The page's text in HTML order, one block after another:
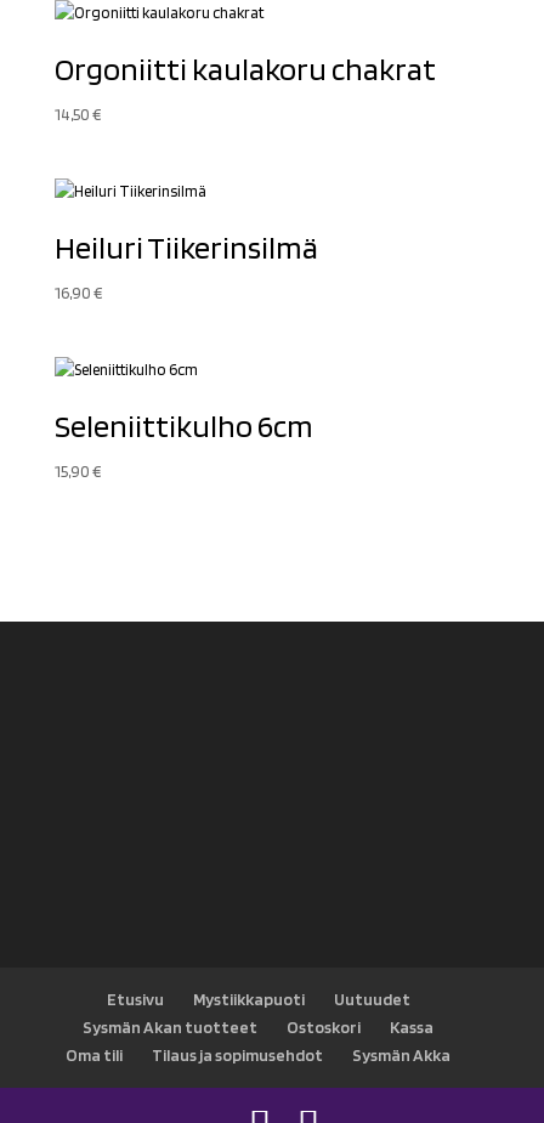
Orgoniitti kaulakoru chakrat
14,50€
Heiluri Tiikerinsilmä
16,90€
Seleniittikulho 6cm
15,90€
Etusivu Mystiikkapuoti
Uutuudet
Sysmän Akan tuotteet
Ostoskori
Kassa
Oma tili
Tilaus ja sopimusehdot Sysmän Akka